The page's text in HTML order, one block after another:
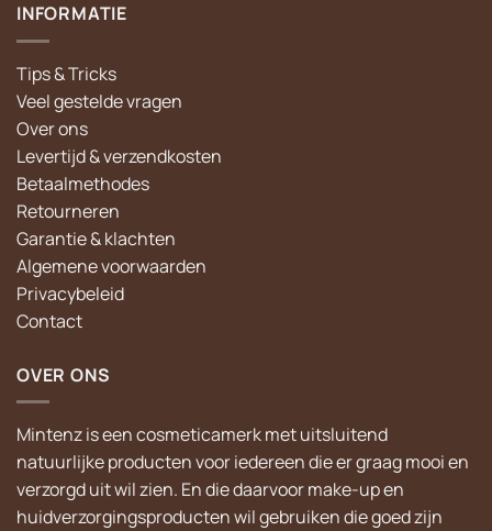
INFORMATIE
Tips & Tricks
Veel gestelde vragen
Over ons
Levertijd & verzendkosten
Betaalmethodes
Retourneren
Garantie & klachten
Algemene voorwaarden
Privacybeleid
Contact
OVER ONS
Mintenz is een cosmeticamerk met uitsluitend
natuurlijke producten voor iedereen die er graag mooi en
verzorgd uit wil zien. En die daarvoor make-up en
huidverzorgingsproducten wil gebruiken die goed zijn